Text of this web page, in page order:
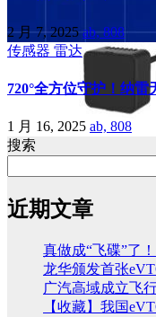
2 月 7, 2025ab, 808
传感器 雷达
720°全方位守护！纳
1 月 16, 2025 ab, 808
搜索
近期文章
真做成“飞碟”了
龙华颁发首张
广汽高域成立飞
【收藏】我国